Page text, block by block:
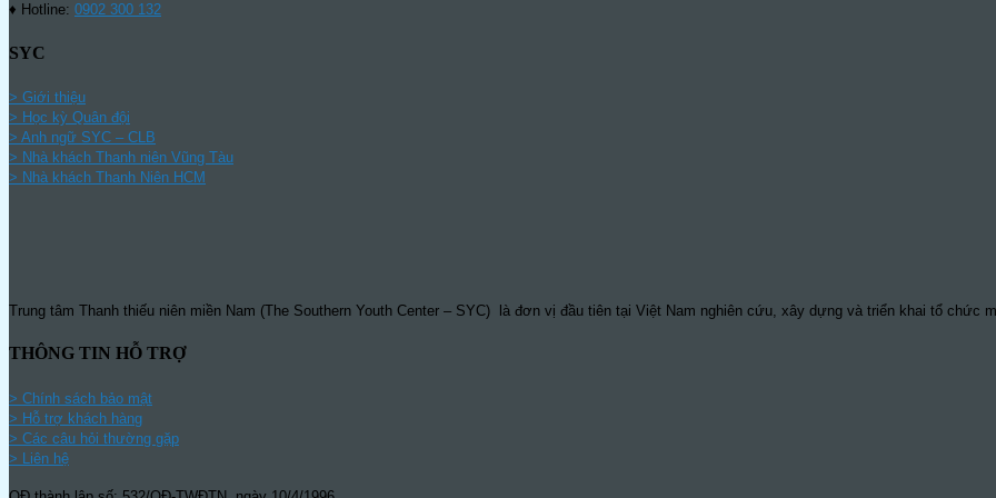
♦ Hotline: 0902 300 132
SYC
> Giới thiệu
> Học kỳ Quân đội
> Anh ngữ SYC – CLB
> Nhà khách Thanh niên Vũng Tàu
> Nhà khách Thanh Niên HCM
Trung tâm Thanh thiếu niên miền Nam (The Southern Youth Center – SYC) là đơn vị đầu tiên tại Việt Nam nghiên cứu, xây dựng và triển khai tổ chức
THÔNG TIN HỖ TRỢ
> Chính sách bảo mật
> Hỗ trợ khách hàng
> Các câu hỏi thường gặp
> Liên hệ